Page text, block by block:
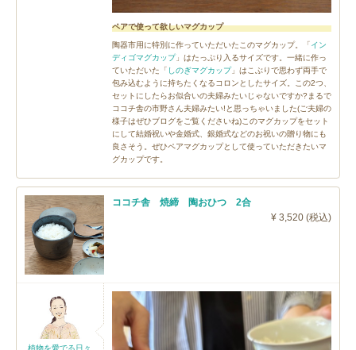
ペアで使って欲しいマグカップ
陶器市用に特別に作っていただいたこのマグカップ。「イン
ディゴマグカップ」はたっぷり入るサイズです。一緒に作っ
ていただいた「 しのぎマグカップ」はこぶりで思わず両手で
包み込むように持ちたくなるコロンとしたサイズ。この2つ、
セットにしたらお似合いの夫婦みたいじゃないですか?まるで
ココチ舎の市野さん夫婦みたい!と思っちゃいました(ご夫婦の
様子はぜひブログをご覧くださいね)このマグカップをセット
にして結婚祝いや金婚式、銀婚式などのお祝いの贈り物にも
良さそう。ぜひペアマグカップとして使っていただきたいマ
グカップです。
ココチ舎 焼締 陶おひつ 2合
¥ 3,520 (税込)
植物を愛でる日々